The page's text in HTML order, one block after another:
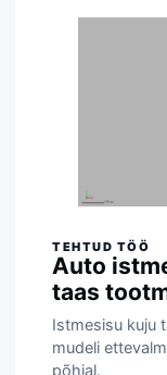
Auto
taas
Istmesisu kuju
mudeli
põhjal.